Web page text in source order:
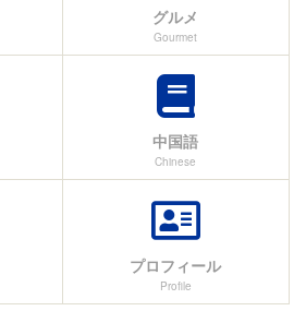
グルメ
Gourmet
中国語
Chinese
プロフィール
Profile